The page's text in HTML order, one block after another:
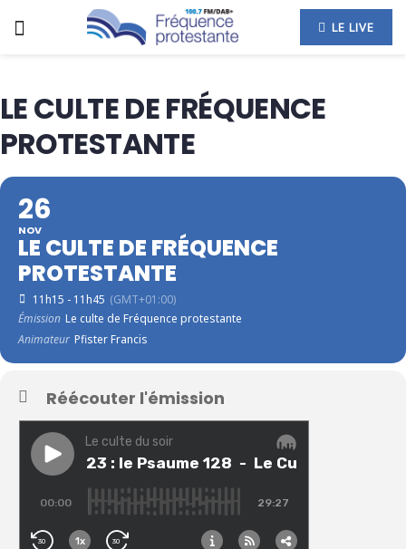
LE LIVE
LE CULTE DE FRÉQUENCE
PROTESTANTE
26
NOV
LE CULTE DE FRÉQUENCE
PROTESTANTE
11h15 - 11h45 (GMT+01:00)
Émission Le culte de Fréquence protestante
Animateur Pfister Francis
Réécouter l'émission